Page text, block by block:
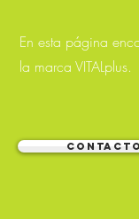
En esta página
la marca VITALplus.
CONTACTO